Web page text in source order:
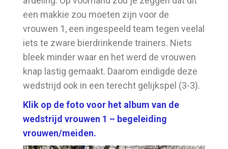
een makkie zou moeten zijn voor de
vrouwen 1, een ingespeeld team tegen veelal
iets te zware bierdrinkende trainers. Niets
bleek minder waar en het werd de vrouwen
knap lastig gemaakt. Daarom eindigde deze
wedstrijd ook in een terecht gelijkspel (3-3).
Klik op de foto voor het album van de
wedstrijd vrouwen 1 – begeleiding
vrouwen/meiden.